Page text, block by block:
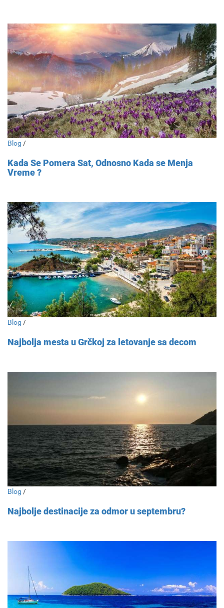
Blog /
Kada Se Pomera Sat, Odnosno Kada se Menja
Vreme ?
Blog /
Najbolja mesta u Grčkoj za letovanje sa decom
Blog /
Najbolje destinacije za odmor u septembru?